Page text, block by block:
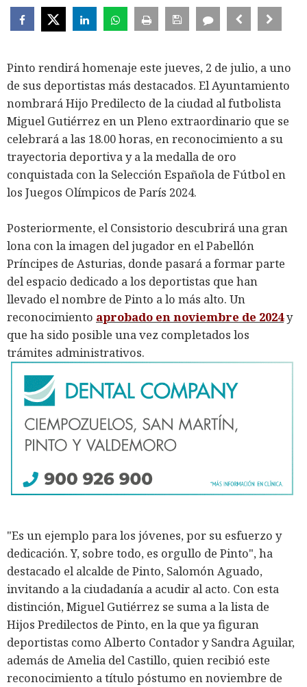
Pinto rendirá homenaje este jueves, 2 de julio, a uno
de sus deportistas más destacados. El Ayuntamiento
nombrará Hijo Predilecto de la ciudad al futbolista
Miguel Gutiérrez en un Pleno extraordinario que se
celebrará a las 18.00 horas, en reconocimiento a su
trayectoria deportiva y a la medalla de oro
conquistada con la Selección Española de Fútbol en
los Juegos Olímpicos de París 2024.
Posteriormente, el Consistorio descubrirá una gran
lona con la imagen del jugador en el Pabellón
Príncipes de Asturias, donde pasará a formar parte
del espacio dedicado a los deportistas que han
llevado el nombre de Pinto a lo más alto. Un
reconocimiento aprobado en noviembre de 2024y
que ha sido posible una vez completados los
trámites administrativos.
"Es un ejemplo para los jóvenes, por su esfuerzo y
dedicación. Y, sobre todo, es orgullo de Pinto", ha
destacado el alcalde de Pinto, Salomón Aguado,
invitando a la ciudadanía a acudir al acto. Con esta
distinción, Miguel Gutiérrez se suma a la lista de
Hijos Predilectos de Pinto, en la que ya figuran
deportistas como Alberto Contador y Sandra Aguilar,
además de Amelia del Castillo, quien recibió este
reconocimiento a título póstumo en noviembre de